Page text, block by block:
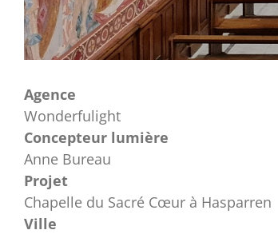
Agence
Wonderfulight
Concepteur lumière
Anne Bureau
Projet
Chapelle du Sacré Cœur à Hasparren
Ville